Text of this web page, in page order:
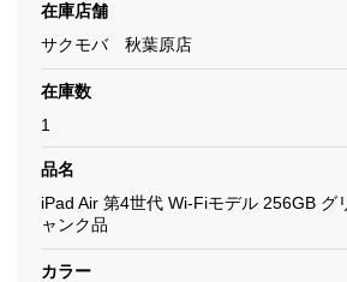
在庫店舗
サクモバ 秋葉原店
在庫数
1
品名
iPad Air 第4世代 Wi-Fiモデル 256GB グ
ャンク品
カラー